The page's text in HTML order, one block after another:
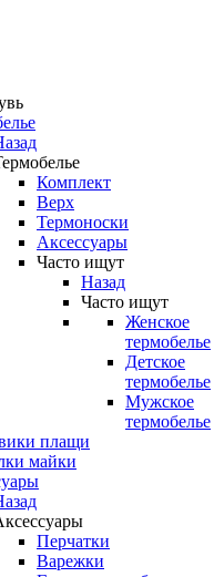
Комплект
Верх
Термоноски
Аксессуары
Часто ищут
Назад
Часто ищут
Женское
термобелье
Детское
термобелье
Мужское
термобелье
плащи
майки
Перчатки
Варежки